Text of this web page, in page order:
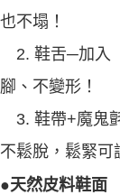
也不塌！
2. 鞋舌─加入
腳、不變形！
3. 鞋帶+魔鬼
不鬆脫，鬆緊可
●天然皮料鞋面